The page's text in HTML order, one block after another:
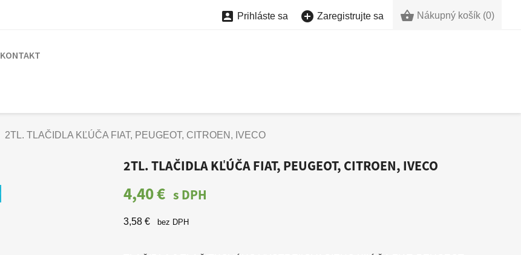
 Prihláste sa  Zaregistrujte sa  Nákupný košík (0)
KONTAKT
2TL. TLAČIDLA KĽÚČA FIAT, PEUGEOT, CITROEN, IVECO
2TL. TLAČIDLA KĽÚČA FIAT, PEUGEOT, CITROEN, IVECO
4,40 € s DPH
3,58 € bez DPH